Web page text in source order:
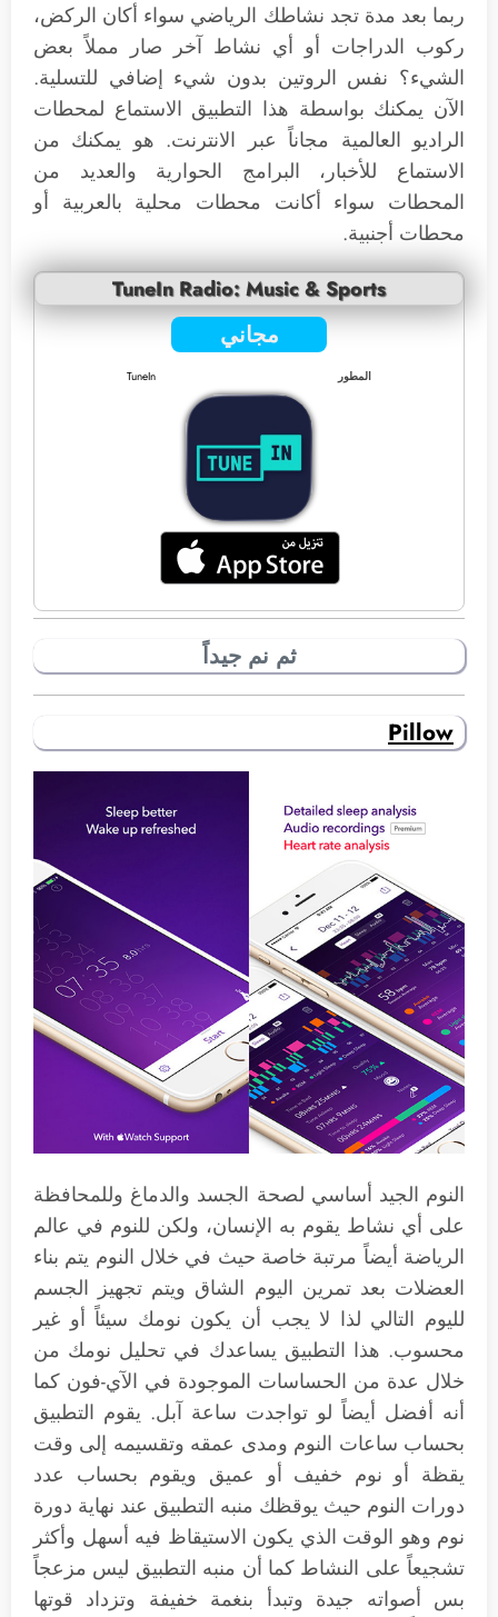
ربما بعد مدة تجد نشاطك الرياضي سواء أكان الركض،
ركوب الدراجات أو أي نشاط آخر صار مملاً بعض
الشيء؟ نفس الروتين بدون شيء إضافي للتسلية.
الآن يمكنك بواسطة هذا التطبيق الاستماع لمحطات
الراديو العالمية مجاناً عبر الانترنت. هو يمكنك من
الاستماع للأخبار، البرامج الحوارية والعديد من
المحطات سواء أكانت محطات محلية بالعربية أو
محطات أجنبية.
TuneIn Radio: Music & Sports
مجاني
المطور TuneIn
ثم نم جيداً
Pillow
النوم الجيد أساسي لصحة الجسد والدماغ وللمحافظة
على أي نشاط يقوم به الإنسان، ولكن للنوم في عالم
الرياضة أيضاً مرتبة خاصة حيث في خلال النوم يتم بناء
العضلات بعد تمرين اليوم الشاق ويتم تجهيز الجسم
لليوم التالي لذا لا يجب أن يكون نومك سيئاً أو غير
محسوب. هذا التطبيق يساعدك في تحليل نومك من
خلال عدة من الحساسات الموجودة في الآي-فون كما
أنه أفضل أيضاً لو تواجدت ساعة آبل. يقوم التطبيق
بحساب ساعات النوم ومدى عمقه وتقسيمه إلى وقت
يقظة أو نوم خفيف أو عميق ويقوم بحساب عدد
دورات النوم حيث يوقظك منبه التطبيق عند نهاية دورة
نوم وهو الوقت الذي يكون الاستيقاظ فيه أسهل وأكثر
تشجيعاً على النشاط كما أن منبه التطبيق ليس مزعجاً
بس أصواته جيدة وتبدأ بنغمة خفيفة وتزداد قوتها